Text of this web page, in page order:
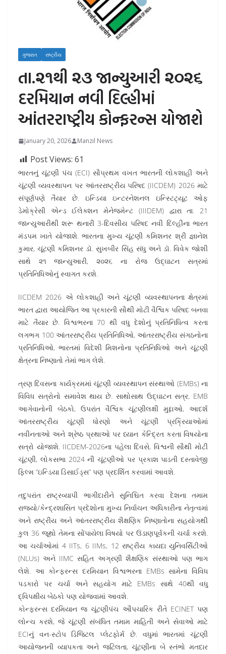
ગુજરાત રાષ્ટ્રીય
તા.૨૧થી ૨૩ જાન્યુઆરી ૨૦૨૬
દરમિયાન નવી દિલ્હીમાં
આંતરરાષ્ટ્રીય કોન્ફરન્સ યોજાશે
January 20, 2026 Manzil News
Post Views: 61
ભારતનું ચૂંટણી પંચ (ECI) સૌપ્રથમ વખત ભારતની લોકશાહી અને
ચૂંટણી વ્યવસ્થાપન પર આંતરરાષ્ટ્રીય પરિષદ (IICDEM) 2026 માટે
સંપૂર્ણપણે તૈયાર છે. ઇન્ડિયા ઇન્ટરનેશનલ ઇન્સ્ટિટ્યૂટ ઓફ
ડેમોક્રેસી એન્ડ ઈલેક્શન મેનેજમેન્ટ (IIIDEM) દ્વારા તા. 21
જાન્યુઆરીથી શરૂ થનારી 3-દિવસીય પરિષદ નવી દિલ્હીના ભારત
મંડપમ ખાતે યોજાશે. ભારતના મુખ્ય ચૂંટણી કમિશનર શ્રી જ્ઞાનેશ
કુમાર, ચૂંટણી કમિશનર ડૉ. સુખબીર સિંહ સંધુ અને ડૉ. વિવેક જોશી
સાથે ૨૧ જાન્યુઆરી, ૨૦૨૬ ના રોજ ઉદ્ઘાટન સત્રમાં
પ્રતિનિધિઓનું સ્વાગત કરશે.
IICDEM 2026 એ લોકશાહી અને ચૂંટણી વ્યવસ્થાપનના ક્ષેત્રમાં
ભારત દ્વારા આયોજિત આ પ્રકારની સૌથી મોટી વૈશ્વિક પરિષદ બનવા
માટે તૈયાર છે. વિશ્વભરના 70 થી વધુ દેશોનું પ્રતિનિધિત્વ કરતા
લગભગ 100 આંતરરાષ્ટ્રીય પ્રતિનિધિઓ, આંતરરાષ્ટ્રીય સંગઠનોના
પ્રતિનિધિઓ, ભારતમાં વિદેશી મિશનોના પ્રતિનિધિઓ અને ચૂંટણી
ક્ષેત્રના નિષ્ણાતો તેમાં ભાગ લેશે.
ત્રણ દિવસના કાર્યક્રમમાં ચૂંટણી વ્યવસ્થાપન સંસ્થાઓ (EMBs) ના
વિવિધ સત્રોનો સમાવેશ થાય છે. સાથોસાથ ઉદ્ઘાટન સત્ર, EMB
આગેવાનોની બેઠકો, ઉપરાંત વૈશ્વિક ચૂંટણીલક્ષી મુદ્દાઓ, આદર્શ
આંતરરાષ્ટ્રીય ચૂંટણી ધોરણો અને ચૂંટણી પ્રક્રિયાઓમાં
નવીનતાઓ અને શ્રેષ્ઠ પ્રથાઓ પર ધ્યાન કેન્દ્રિત કરતા વિષયોના
સત્રો યોજાશે. IICDEM-2026ના પહેલા દિવસે, વિશ્વની સૌથી મોટી
ચૂંટણી, લોકસભા 2024 ની ચૂંટણીઓ પર પ્રકાશ પાડતી દસ્તાવેજી
ફિલ્મ “ઇન્ડિયા ડિસાઈડ્સ” પણ પ્રદર્શિત કરવામાં આવશે.
તદુપરાંત રાષ્ટ્રવ્યાપી ભાગીદારીને સુનિશ્ચિત કરવા દેશના તમામ
રાજ્યો/કેન્દ્રશાસિત પ્રદેશોના મુખ્ય નિર્વાચન અધિકારીના નેતૃત્વમાં
અને રાષ્ટ્રીય અને આંતરરાષ્ટ્રીય શૈક્ષણિક નિષ્ણાતોના સહયોગથી
કુલ 36 જૂથો તેમના સોંપાયેલા વિષયો પર ઉંડાણપૂર્વકની ચર્ચા કરશે.
આ ચર્ચાઓમાં 4 IITs, 6 IIMs, 12 રાષ્ટ્રીય કાયદા યુનિવર્સિટીઓ
(NLUs) અને IIMC સહિત અગ્રણી શૈક્ષણિક સંસ્થાઓ પણ ભાગ
લેશે. આ કોન્ફરન્સ દરમિયાન વિશ્વભરના EMBs સામેના વિવિધ
પડકારો પર ચર્ચા અને સહયોગ માટે EMBs સાથે 40થી વધુ
દ્વિપક્ષીય બેઠકો પણ યોજવામાં આવશે.
કોન્ફરન્સ દરમિયાન જ ચૂંટણીપંચ ઔપચારિક રીતે ECINET પણ
લોન્ચ કરશે, જે ચૂંટણી સંબંધિત તમામ માહિતી અને સેવાઓ માટે
ECIનું વન-સ્ટોપ ડિજિટલ પ્લેટફોર્મ છે. વધુમાં ભારતમાં ચૂંટણી
આયોજનની વ્યાપકતા અને જટિલતા, ચૂંટણીના બે સ્તંભો મતદાર